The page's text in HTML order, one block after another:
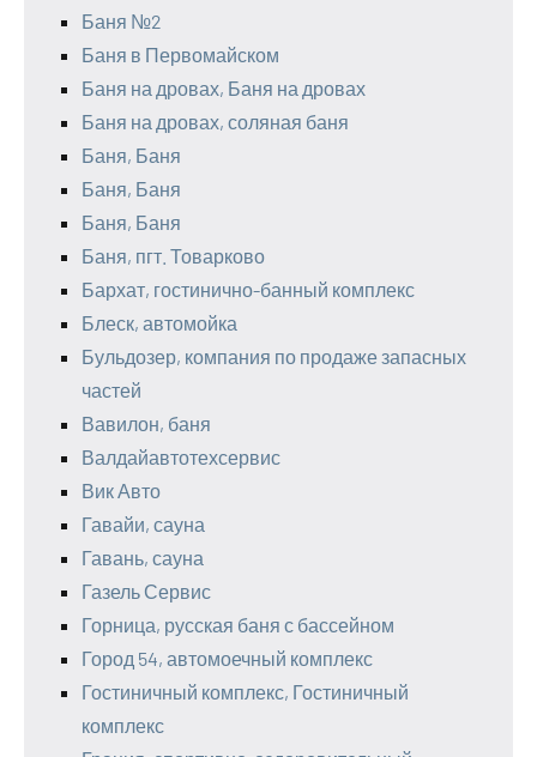
Баня №2
Баня в Первомайском
Баня на дровах, Баня на дровах
Баня на дровах, соляная баня
Баня, Баня
Баня, Баня
Баня, Баня
Баня, пгт. Товарково
Бархат, гостинично-банный комплекс
Блеск, автомойка
Бульдозер, компания по продаже запасных
частей
Вавилон, баня
Валдайавтотехсервис
Вик Авто
Гавайи, сауна
Гавань, сауна
Газель Сервис
Горница, русская баня с бассейном
Город 54, автомоечный комплекс
Гостиничный комплекс, Гостиничный
комплекс